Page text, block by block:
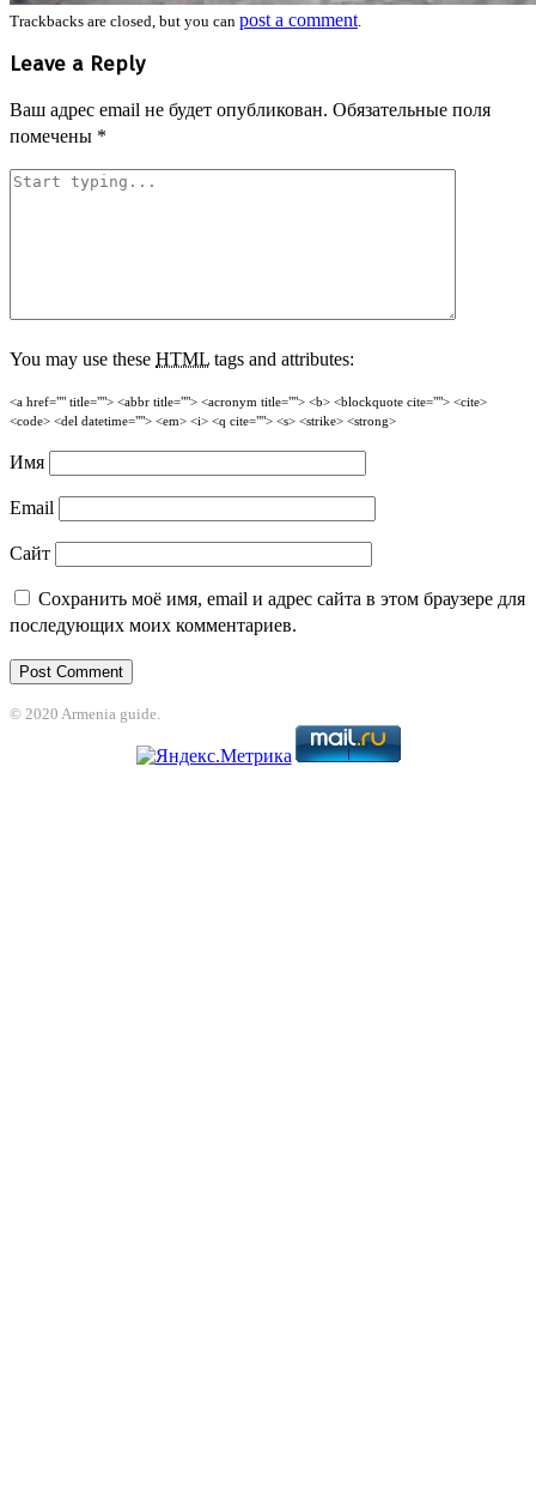
Trackbacks are closed, but you can post a comment.
Leave a Reply
Ваш адрес email не будет опубликован. Обязательные поля
помечены *
You may use these HTML tags and attributes:
<a href="" title=""> <abbr title=""> <acronym title=""> <b> <blockquote cite=""> <cite>
<code> <del datetime=""> <em> <i> <q cite=""> <s> <strike> <strong>
Имя
Email
Сайт
Сохранить моё имя, email и адрес сайта в этом браузере для
последующих моих комментариев.
© 2020 Armenia guide.